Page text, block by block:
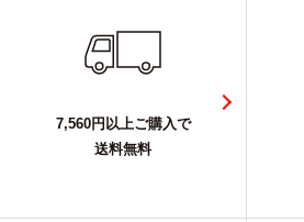
7,560円以上ご購入で
送料無料